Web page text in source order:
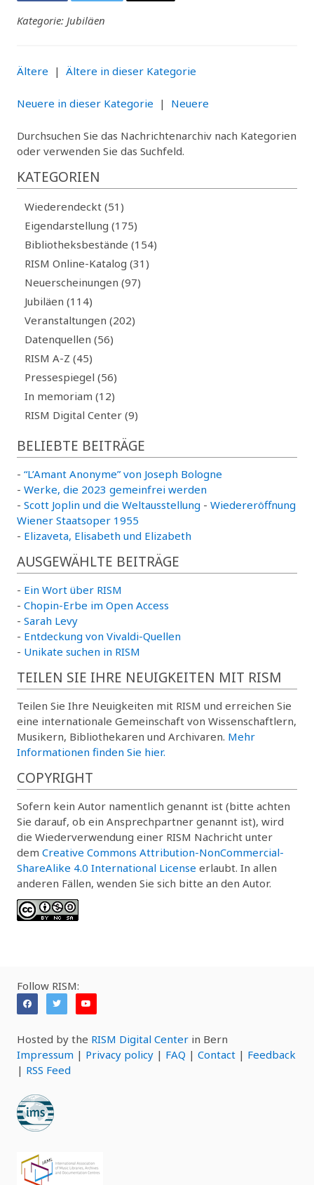
Kategorie: Jubiläen
Ältere | Ältere in dieser Kategorie
Neuere in dieser Kategorie | Neuere
Durchsuchen Sie das Nachrichtenarchiv nach Kategorien
oder verwenden Sie das Suchfeld.
KATEGORIEN
Wiederendeckt (51)
Eigendarstellung (175)
Bibliotheksbestände (154)
RISM Online-Katalog (31)
Neuerscheinungen (97)
Jubiläen (114)
Veranstaltungen (202)
Datenquellen (56)
RISM A-Z (45)
Pressespiegel (56)
In memoriam (12)
RISM Digital Center (9)
BELIEBTE BEITRÄGE
- “L’Amant Anonyme” von Joseph Bologne
- Werke, die 2023 gemeinfrei werden
- Scott Joplin und die Weltausstellung - Wiedereröffnung
Wiener Staatsoper 1955
- Elizaveta, Elisabeth und Elizabeth
AUSGEWÄHLTE BEITRÄGE
- Ein Wort über RISM
- Chopin-Erbe im Open Access
- Sarah Levy
- Entdeckung von Vivaldi-Quellen
- Unikate suchen in RISM
TEILEN SIE IHRE NEUIGKEITEN MIT RISM
Teilen Sie Ihre Neuigkeiten mit RISM und erreichen Sie
eine internationale Gemeinschaft von Wissenschaftlern,
Musikern, Bibliothekaren und Archivaren. Mehr
Informationen finden Sie hier.
COPYRIGHT
Sofern kein Autor namentlich genannt ist (bitte achten
Sie darauf, ob ein Ansprechpartner genannt ist), wird
die Wiederverwendung einer RISM Nachricht unter
dem Creative Commons Attribution-NonCommercial-
ShareAlike 4.0 International License erlaubt. In allen
anderen Fällen, wenden Sie sich bitte an den Autor.
Follow RISM:
Hosted by the RISM Digital Center in Bern
Impressum | Privacy policy | FAQ | Contact | Feedback
| RSS Feed